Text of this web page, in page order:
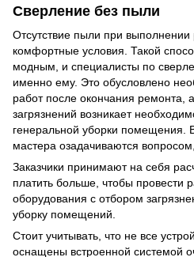
Сверление без пыли
Отсутствие пыли при выполнении
комфортные условия. Такой
модным, и специалисты по
именно ему. Это обусловлено
работ после окончания ремонта,
загрязнений возникает
генеральной уборки помещения.
мастера озадачиваются
Заказчики принимают на себя
платить больше, чтобы провести
оборудования с отбором
уборку помещений.
Стоит учитывать, что не все
оснащены встроенной системой